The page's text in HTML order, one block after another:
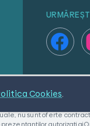
Cookies.
etc) aparțin Opus Land
nu sunt oferte